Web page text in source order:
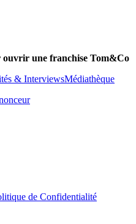
ouvrir une franchise Tom&Co
& InterviewsMédiathèque
de Confidentialité